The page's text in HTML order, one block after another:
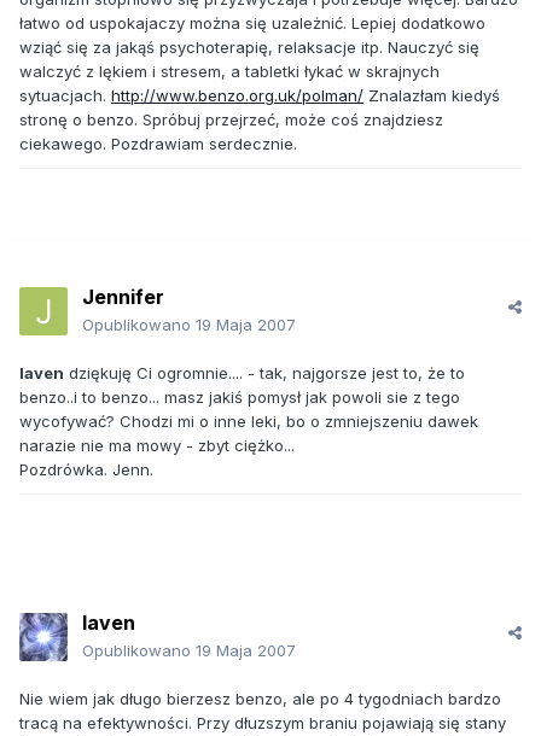
łatwo od uspokajaczy można się uzależnić. Lepiej dodatkowo
wziąć się za jakąś psychoterapię, relaksacje itp. Nauczyć się
walczyć z lękiem i stresem, a tabletki łykać w skrajnych
sytuacjach. http://www.benzo.org.uk/polman/ Znalazłam kiedyś
stronę o benzo. Spróbuj przejrzeć, może coś znajdziesz
ciekawego. Pozdrawiam serdecznie.
Jennifer
Opublikowano 19 Maja 2007
laven dziękuję Ci ogromnie.... - tak, najgorsze jest to, że to
benzo..i to benzo... masz jakiś pomysł jak powoli sie z tego
wycofywać? Chodzi mi o inne leki, bo o zmniejszeniu dawek
narazie nie ma mowy - zbyt ciężko...
Pozdrówka. Jenn.
laven
Opublikowano 19 Maja 2007
Nie wiem jak długo bierzesz benzo, ale po 4 tygodniach bardzo
tracą na efektywności. Przy dłuzszym braniu pojawiają się stany